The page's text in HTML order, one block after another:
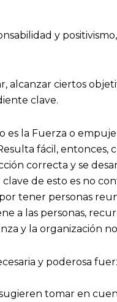
y
ciertos
clave.
es la Fuerza o
fácil,
correcta y se
de esto es no
tener personas
a las personas,
y la organización
y poderosa
tomar en